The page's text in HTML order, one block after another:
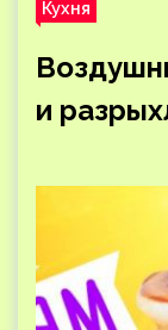
Кухня
и